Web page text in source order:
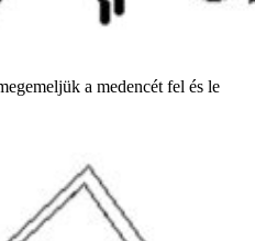
a medencét fel és le